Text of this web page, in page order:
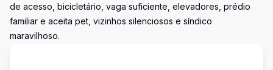
de acesso, bicicletário, vaga suficiente, elevadores, prédio
familiar e aceita pet, vizinhos silenciosos e síndico
maravilhoso.